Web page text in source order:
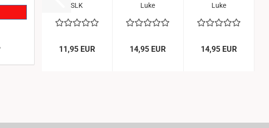
SLK
11,95 EUR
Luke
WC
No.6...
14,95 EUR
Luke
WC
No.2...
14,95 EUR